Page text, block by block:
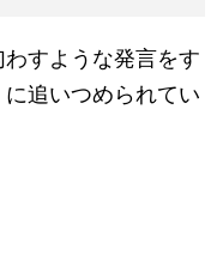
すような発言をす
追いつめられてい